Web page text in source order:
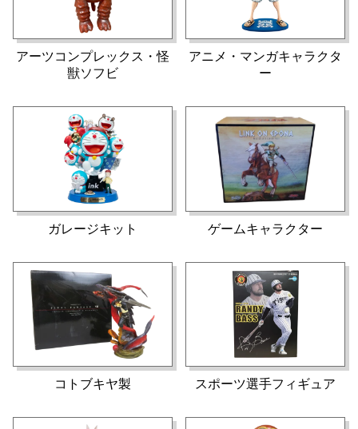
アーツコンプレックス・怪
獣ソフビ
アニメ・マンガキャラクタ
ー
ガレージキット ゲームキャラクター
コトブキヤ製 スポーツ選手フィギュア